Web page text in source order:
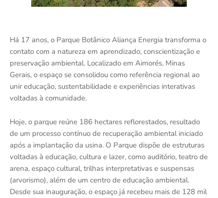
Há 17 anos, o Parque Botânico Aliança Energia transforma o
contato com a natureza em aprendizado, conscientização e
preservação ambiental. Localizado em Aimorés, Minas
Gerais, o espaço se consolidou como referência regional ao
unir educação, sustentabilidade e experiências interativas
voltadas à comunidade.
Hoje, o parque reúne 186 hectares reflorestados, resultado
de um processo contínuo de recuperação ambiental iniciado
após a implantação da usina. O Parque dispõe de estruturas
voltadas à educação, cultura e lazer, como auditório, teatro de
arena, espaço cultural, trilhas interpretativas e suspensas
(arvorismo), além de um centro de educação ambiental.
Desde sua inauguração, o espaço já recebeu mais de 128 mil